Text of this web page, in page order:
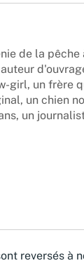
de la pêche
girl, un frère
un chien
un
reversés à